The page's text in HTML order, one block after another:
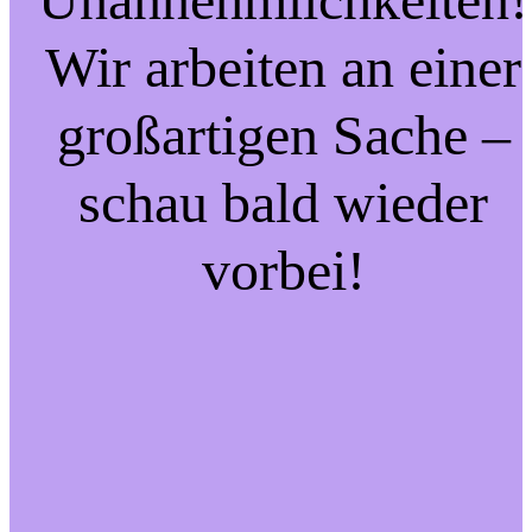
Wir arbeiten an einer
großartigen Sache –
schau bald wieder
vorbei!